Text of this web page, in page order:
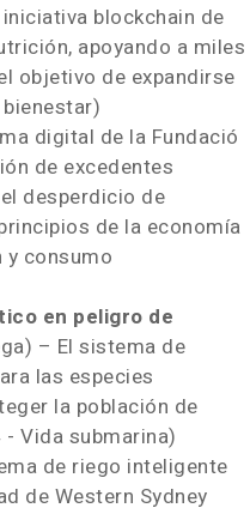
blockchain de
apoyando a miles
objetivo de expandirse
digital de la Fundació
de excedentes
desperdicio de
de la economía
y consumo
en peligro de
– El sistema de
las especies
la población de
Vida submarina)
de riego inteligente
de Western Sydney